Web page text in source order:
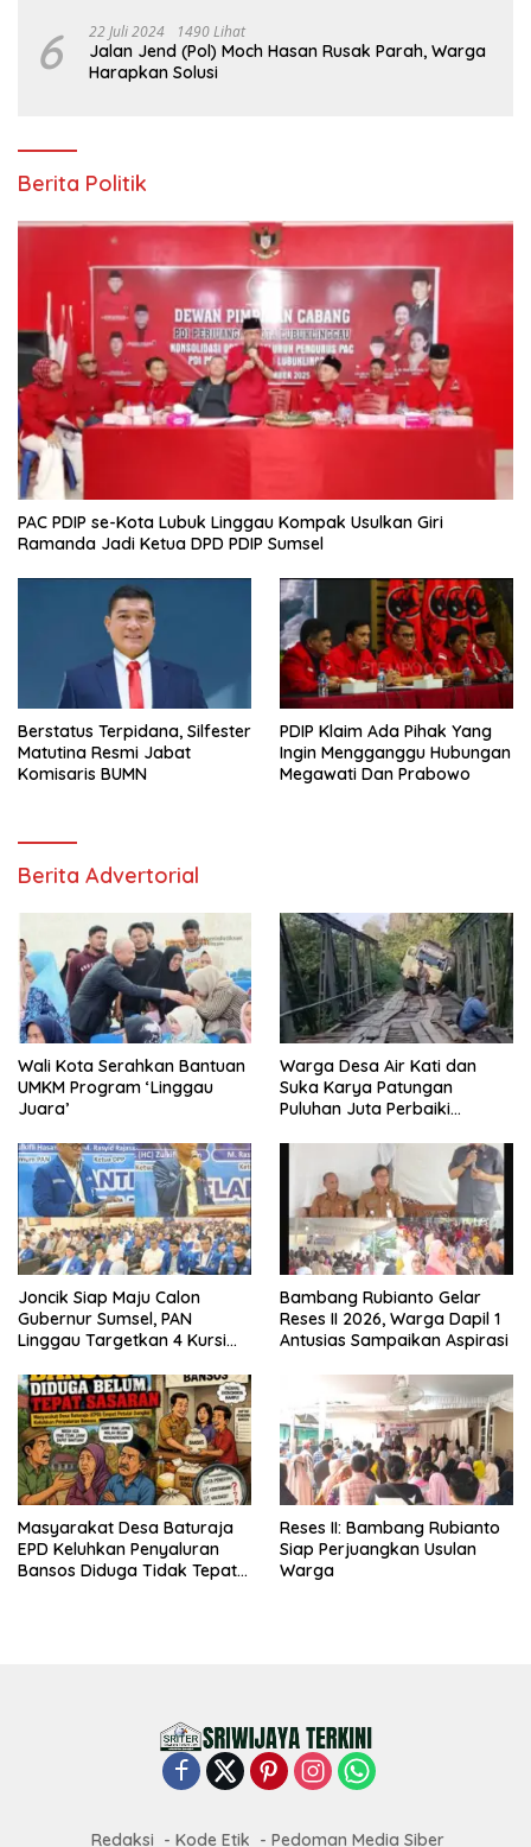
6 22 Juli 2024 1490 Lihat
Jalan Jend (Pol) Moch Hasan Rusak Parah, Warga
Harapkan Solusi
Berita Politik
PAC PDIP se-Kota Lubuk Linggau Kompak Usulkan Giri
Ramanda Jadi Ketua DPD PDIP Sumsel
Berstatus Terpidana, Silfester
Matutina Resmi Jabat
Komisaris BUMN
PDIP Klaim Ada Pihak Yang
Ingin Mengganggu Hubungan
Megawati Dan Prabowo
Berita Advertorial
Wali Kota Serahkan Bantuan
UMKM Program ‘Linggau
Juara’
Warga Desa Air Kati dan
Suka Karya Patungan
Puluhan Juta Perbaiki
Joncik Siap Maju Calon
Gubernur Sumsel, PAN
Linggau Targetkan 4 Kursi
Bambang Rubianto Gelar
Reses II 2026, Warga Dapil 1
Antusias Sampaikan Aspirasi
Masyarakat Desa Baturaja
EPD Keluhkan Penyaluran
Bansos Diduga Tidak Tepat
Reses II: Bambang Rubianto
Siap Perjuangkan Usulan
Warga
Redaksi Kode Etik Pedoman Media Siber